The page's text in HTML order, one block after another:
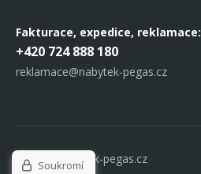
Fakturace, expedice, reklamace:
+420 724 888 180
reklamace@nabytek-pegas.cz
© 2017 Nabytek-pegas.cz
Soukromí